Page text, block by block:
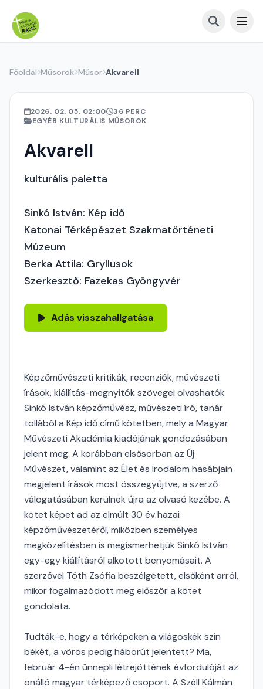
Főoldal Műsorok Műsor Akvarell
2026. 02. 05. 02:00
36 PERC
EGYÉB KULTURÁLIS MŰSOROK
Akvarell
kulturális paletta
Sinkó István: Kép idő
Katonai Térképészet Szakmatörténeti
Múzeum
Berka Attila: Gryllusok
Szerkesztő: Fazekas Gyöngyvér
Adás visszahallgatása
Képzőművészeti kritikák, recenziók, művészeti
írások, kiállítás-megnyitók szövegei olvashatók
Sinkó István képzőművész, művészeti író, tanár
tollából a Kép idő című kötetben, mely a Magyar
Művészeti Akadémia kiadójának gondozásában
jelent meg. A korábban elsősorban az Új
Művészet, valamint az Élet és Irodalom hasábjain
megjelent írások most összegyűjtve, a szerző
válogatásában kerülnek újra az olvasó kezébe. A
kötet képet ad az elmúlt 30 év hazai
képzőművészetéről, miközben személyes
megközelítésben is megismerhetjük Sinkó István
egy-egy kiállításról alkotott benyomásait. A
szerzővel Tóth Zsófia beszélgetett, elsőként arról,
mikor fogalmazódott meg először a kötet
gondolata.
Tudták-e, hogy a térképeken a világoskék szín
békét, a vörös pedig háborút jelentett? Ma,
február 4-én ünnepli létrejöttének évfordulóját az
önálló magyar térképező csoport. A Széll Kálmán